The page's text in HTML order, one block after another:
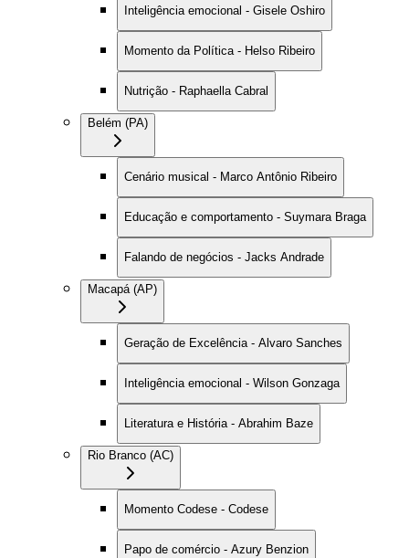
Inteligência emocional - Gisele Oshiro
Momento da Política - Helso Ribeiro
Nutrição - Raphaella Cabral
Belém (PA)
Cenário musical - Marco Antônio Ribeiro
Educação e comportamento - Suymara Braga
Falando de negócios - Jacks Andrade
Macapá (AP)
Geração de Excelência - Alvaro Sanches
Inteligência emocional - Wilson Gonzaga
Literatura e História - Abrahim Baze
Rio Branco (AC)
Momento Codese - Codese
Papo de comércio - Azury Benzion